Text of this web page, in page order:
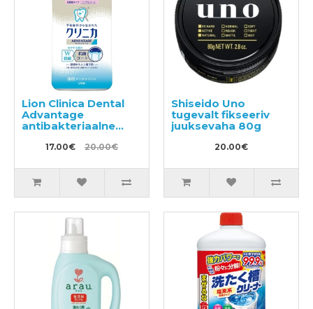
Lion Clinica Dental
Advantage
antibakteriaalne
suuloputusvesi,
tsitruse maitsega,
17.00€ 20.00€
Shiseido Uno
tugevalt fikseeriv
juuksevaha 80g
20.00€